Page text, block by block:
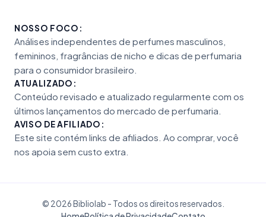
NOSSO FOCO:
Análises independentes de perfumes masculinos,
femininos, fragrâncias de nicho e dicas de perfumaria
para o consumidor brasileiro.
ATUALIZADO:
Conteúdo revisado e atualizado regularmente com os
últimos lançamentos do mercado de perfumaria.
AVISO DE AFILIADO:
Este site contém links de afiliados. Ao comprar, você
nos apoia sem custo extra.
© 2026 Bibliolab - Todos os direitos reservados.